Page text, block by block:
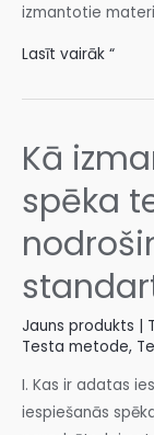
izmantotie
Lasīt vairāk “
Kā
spēka
Jauns produkts |
Testa metode,
I. Kas ir adatas
iespiešanās